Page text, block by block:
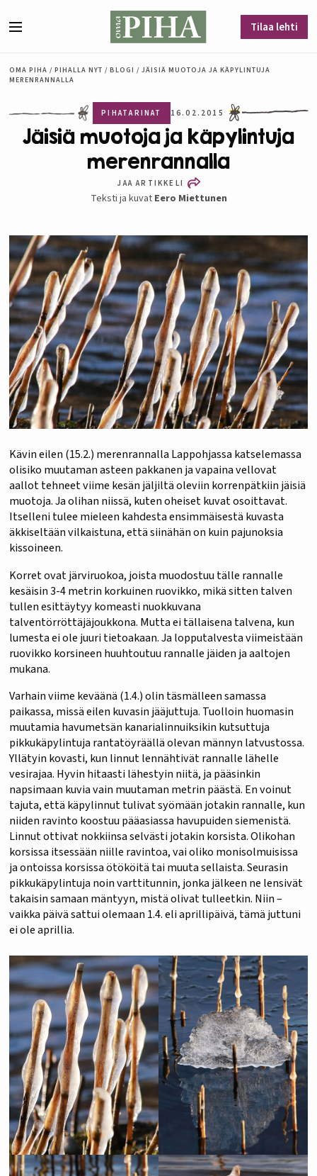
Tilaa lehti
OMA PIHA / PIHALLA NYT / BLOGI / JÄISIÄ MUOTOJA JA KÄPYLINTUJA
MERENRANNALLA
PIHATARINAT 16.02.2015
Jäisiä muotoja ja käpylintuja
merenrannalla
JAA ARTIKKELI
Teksti ja kuvat Eero Miettunen
Kävin eilen (15.2.) merenrannalla Lappohjassa katselemassa
olisiko muutaman asteen pakkanen ja vapaina vellovat
aallot tehneet viime kesän jäljiltä oleviin korrenpätkiin jäisiä
muotoja. Ja olihan niissä, kuten oheiset kuvat osoittavat.
Itselleni tulee mieleen kahdesta ensimmäisestä kuvasta
äkkiseltään vilkaistuna, että siinähän on kuin pajunoksia
kissoineen.
Korret ovat järviruokoa, joista muodostuu tälle rannalle
kesäisin 3-4 metrin korkuinen ruovikko, mikä sitten talven
tullen esittäytyy komeasti nuokkuvana
talventörröttäjäjoukkona. Mutta ei tällaisena talvena, kun
lumesta ei ole juuri tietoakaan. Ja lopputalvesta viimeistään
ruovikko korsineen huuhtoutuu rannalle jäiden ja aaltojen
mukana.
Varhain viime keväänä (1.4.) olin täsmälleen samassa
paikassa, missä eilen kuvasin jääjuttuja. Tuolloin huomasin
muutamia havumetsän kanarialinnuiksikin kutsuttuja
pikkukäpylintuja rantatöyräällä olevan männyn latvustossa.
Yllätyin kovasti, kun linnut lennähtivät rannalle lähelle
vesirajaa. Hyvin hitaasti lähestyin niitä, ja pääsinkin
napsimaan kuvia vain muutaman metrin päästä. En voinut
tajuta, että käpylinnut tulivat syömään jotakin rannalle, kun
niiden ravinto koostuu pääasiassa havupuiden siemenistä.
Linnut ottivat nokkiinsa selvästi jotakin korsista. Olikohan
korsissa itsessään niille ravintoa, vai oliko monisolmuisissa
ja ontoissa korsissa ötököitä tai muuta sellaista. Seurasin
pikkukäpylintuja noin varttitunnin, jonka jälkeen ne lensivät
takaisin samaan mäntyyn, mistä olivat tulleetkin. Niin –
vaikka päivä sattui olemaan 1.4. eli aprillipäivä, tämä juttuni
ei ole aprillia.